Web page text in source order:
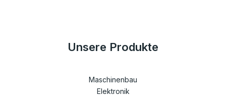
Unsere Produkte
Maschinenbau
Elektronik